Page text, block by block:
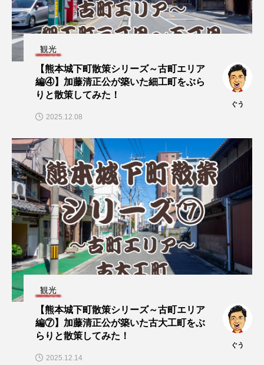
観光
【熊本城下町散策シリーズ～古町エリア
編④】加藤清正公が築いた細工町をぶら
りと散策してみた！
ぐう
2025.12.08
観光
【熊本城下町散策シリーズ～古町エリア
編⑦】加藤清正公が築いた古大工町をぶ
らりと散策してみた！
ぐう
2025.12.14